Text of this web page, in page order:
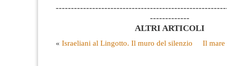
-------------
ALTRI ARTICOLI
« Israeliani al Lingotto. Il muro del silenzio Il mare